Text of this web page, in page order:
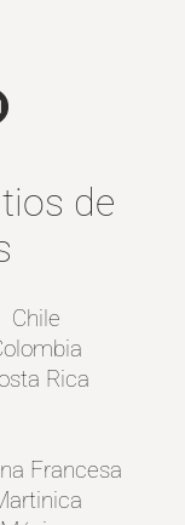
de
Chile
Rica
Francesa